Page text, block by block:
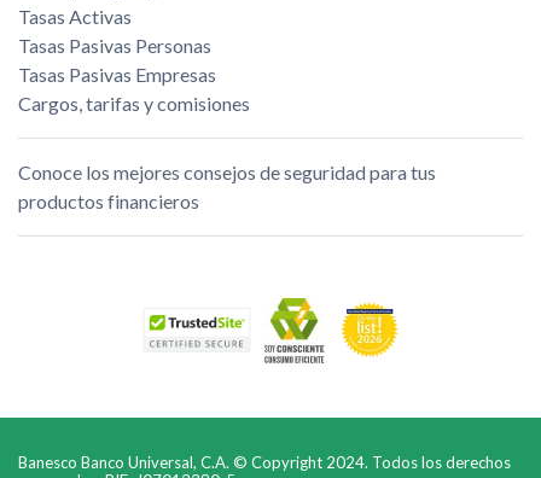
Tasas Activas
Tasas Pasivas Personas
Tasas Pasivas Empresas
Cargos, tarifas y comisiones
Conoce los mejores consejos de seguridad para tus
productos financieros
Banesco Banco Universal, C.A. © Copyright 2024. Todos los derechos